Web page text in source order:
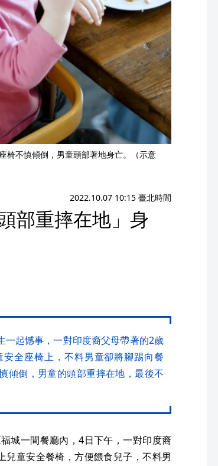
椅不慎傾倒，男童頭部著地身亡。（示意
2022.10.07 10:15 臺北時間
部重摔在地」身
起憾事，一對印度裔父母帶著的2歲
全座椅上，不料男童卻將腳踢向餐
傾倒，男童的頭部重摔在地，最後不
城一間餐廳內，4日下午，一對印度裔
童安全餐椅，方便餵食兒子，不料男